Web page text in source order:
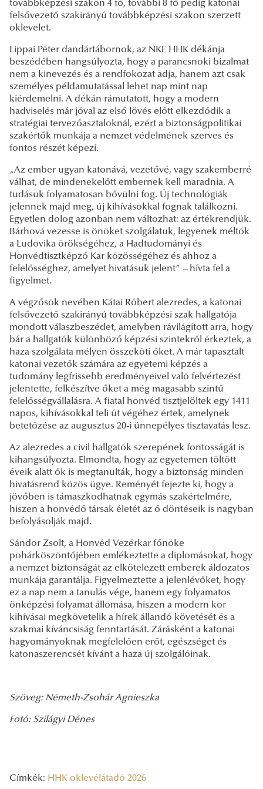
továbbképzési szakon 4 fő, további 8 fő pedig katonai
felsővezető szakirányú továbbképzési szakon szerzett
oklevelet.
Lippai Péter dandártábornok, az NKE HHK dékánja
beszédében hangsúlyozta, hogy a parancsnoki bizalmat
nem a kinevezés és a rendfokozat adja, hanem azt csak
személyes példamutatással lehet nap mint nap
kiérdemelni. A dékán rámutatott, hogy a modern
hadviselés már jóval az első lövés előtt elkezdődik a
stratégiai tervezőasztaloknál, ezért a biztonságpolitikai
szakértők munkája a nemzet védelmének szerves és
fontos részét képezi.
„Az ember ugyan katonává, vezetővé, vagy szakemberré
válhat, de mindenekelőtt embernek kell maradnia. A
tudásuk folyamatosan bővülni fog. Új technológiák
jelennek majd meg, új kihívásokkal fognak találkozni.
Egyetlen dolog azonban nem változhat: az értékrendjük.
Bárhová vezesse is önöket szolgálatuk, legyenek méltók
a Ludovika örökségéhez, a Hadtudományi és
Honvédtisztképző Kar közösségéhez és ahhoz a
felelősséghez, amelyet hivatásuk jelent” – hívta fel a
figyelmet.
A végzősök nevében Kátai Róbert alezredes, a katonai
felsővezető szakirányú továbbképzési szak hallgatója
mondott válaszbeszédet, amelyben rávilágított arra, hogy
bár a hallgatók különböző képzési szintekről érkeztek, a
haza szolgálata mélyen összeköti őket. A már tapasztalt
katonai vezetők számára az egyetemi képzés a
tudomány legfrissebb eredményeivel való felvértezést
jelentette, felkészítve őket a még magasabb szintű
felelősségvállalásra. A fiatal honvéd tisztjelöltek egy 1411
napos, kihívásokkal teli út végéhez értek, amelynek
betetőzése az augusztus 20-i ünnepélyes tisztavatás lesz.
Az alezredes a civil hallgatók szerepének fontosságát is
kihangsúlyozta. Elmondta, hogy az egyetemen töltött
éveik alatt ők is megtanulták, hogy a biztonság minden
hivatásrend közös ügye. Reményét fejezte ki, hogy a
jövőben is támaszkodhatnak egymás szakértelmére,
hiszen a honvédő társak életét az ő döntéseik is nagyban
befolyásolják majd.
Sándor Zsolt, a Honvéd Vezérkar főnöke
pohárköszöntőjében emlékeztette a diplomásokat, hogy
a nemzet biztonságát az elkötelezett emberek áldozatos
munkája garantálja. Figyelmeztette a jelenlévőket, hogy
ez a nap nem a tanulás vége, hanem egy folyamatos
önképzési folyamat állomása, hiszen a modern kor
kihívásai megkövetelik a hírek állandó követését és a
szakmai kíváncsiság fenntartását. Zárásként a katonai
hagyományoknak megfelelően erőt, egészséget és
katonaszerencsét kívánt a haza új szolgálóinak.
Szöveg: Németh-Zsohár Agnieszka
Fotó: Szilágyi Dénes
Címkék: HHK oklevélátadó 2026